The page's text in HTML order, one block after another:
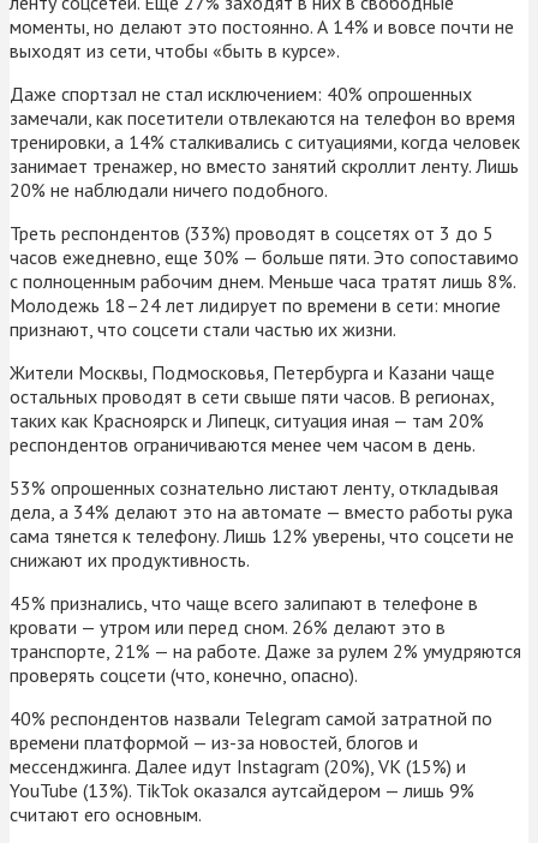
моменты, но делают это постоянно. А 14% и вовсе почти не
выходят из сети, чтобы «быть в курсе».
Даже спортзал не стал исключением: 40% опрошенных
замечали, как посетители отвлекаются на телефон во время
тренировки, а 14% сталкивались с ситуациями, когда человек
занимает тренажер, но вместо занятий скроллит ленту. Лишь
20% не наблюдали ничего подобного.
Треть респондентов (33%) проводят в соцсетях от 3 до 5
часов ежедневно, еще 30% — больше пяти. Это сопоставимо
с полноценным рабочим днем. Меньше часа тратят лишь 8%.
Молодежь 18–24 лет лидирует по времени в сети: многие
признают, что соцсети стали частью их жизни.
Жители Москвы, Подмосковья, Петербурга и Казани чаще
остальных проводят в сети свыше пяти часов. В регионах,
таких как Красноярск и Липецк, ситуация иная — там 20%
респондентов ограничиваются менее чем часом в день.
53% опрошенных сознательно листают ленту, откладывая
дела, а 34% делают это на автомате — вместо работы рука
сама тянется к телефону. Лишь 12% уверены, что соцсети не
снижают их продуктивность.
45% признались, что чаще всего залипают в телефоне в
кровати — утром или перед сном. 26% делают это в
транспорте, 21% — на работе. Даже за рулем 2% умудряются
проверять соцсети (что, конечно, опасно).
40% респондентов назвали Telegram самой затратной по
времени платформой — из-за новостей, блогов и
мессенджинга. Далее идут Instagram (20%), VK (15%) и
YouTube (13%). TikTok оказался аутсайдером — лишь 9%
считают его основным.